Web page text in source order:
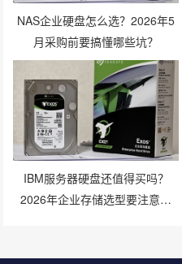
NAS企业硬盘怎么选？2026年5
月采购前要搞懂哪些坑？
IBM服务器硬盘还值得买吗？
2026年企业存储选型要注意什